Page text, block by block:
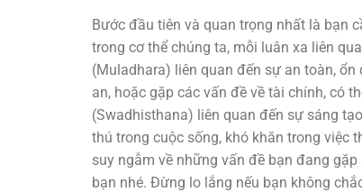
Bước đầu tiên và quan trọng nhất là bạn
trong cơ thể chúng ta, mỗi luân xa liên
(Muladhara) liên quan đến sự an toàn,
an, hoặc gặp các vấn đề về tài chính, có
(Swadhisthana) liên quan đến sự sáng
thú trong cuộc sống, khó khăn trong việc
suy ngẫm về những vấn đề bạn đang
bạn nhé. Đừng lo lắng nếu bạn không